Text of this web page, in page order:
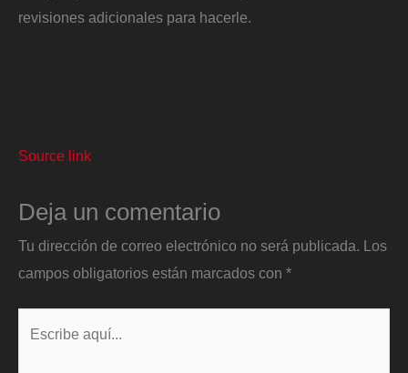
revisiones adicionales para hacerle.
Source link
Deja un comentario
Tu dirección de correo electrónico no será publicada. Los
campos obligatorios están marcados con *